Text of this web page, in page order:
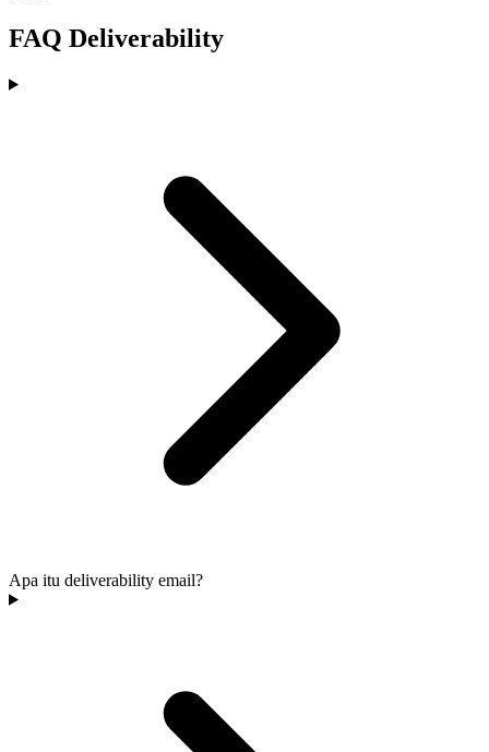
FAQ Deliverability
Apa itu deliverability email?